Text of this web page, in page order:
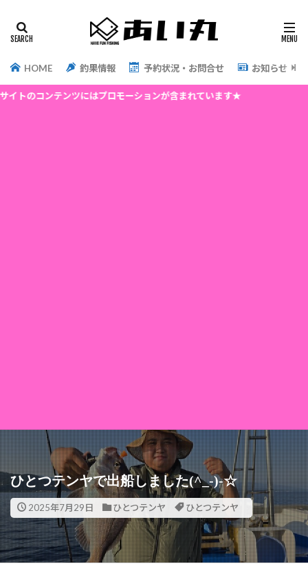
HOME 釣果情報 予約状況・お問合せ お知らせ
はプロモーションが含まれています★
ひとつテンヤで出船しました(^_-)-☆
2025年7月29日 ひとつテンヤ ひとつテンヤ